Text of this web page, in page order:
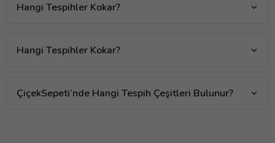
Hangi Tespihler Kokar?
Hangi Tespihler Kokar?
ÇiçekSepeti’nde Hangi Tespih Çeşitleri Bulunur?